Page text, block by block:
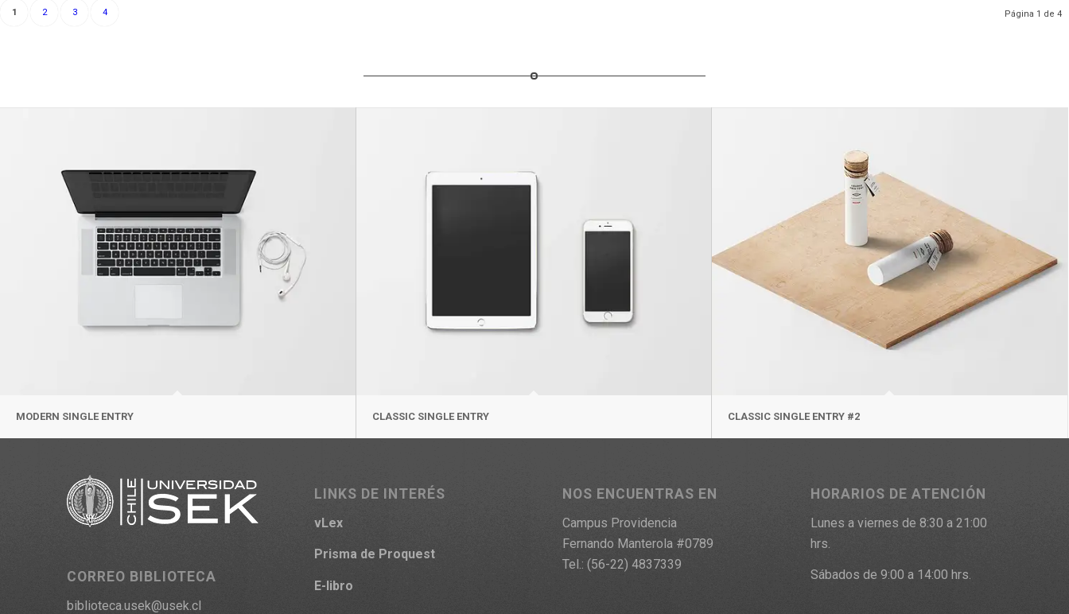
Página 1 de 4
1 2 3 4
MODERN SINGLE ENTRY CLASSIC SINGLE ENTRY CLASSIC SINGLE ENTRY #2
CORREO BIBLIOTECA
biblioteca.usek@usek.cl
LINKS DE INTERÉS
vLex
Prisma de Proquest
E-libro
NOS ENCUENTRAS EN
Campus Providencia
Fernando Manterola #0789
Tel.: (56-22) 4837339
HORARIOS DE ATENCIÓN
Lunes a viernes de 8:30 a 21:00
hrs.
Sábados de 9:00 a 14:00 hrs.